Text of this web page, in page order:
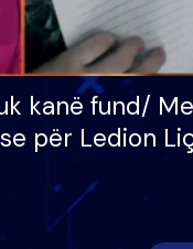
kanë fund/
për Ledion
e tij,
dot lotët: Nuk